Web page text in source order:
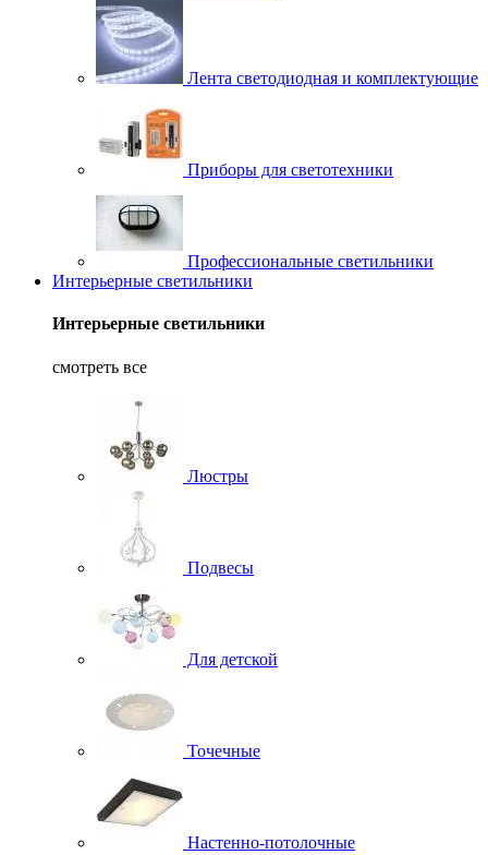
Лента светодиодная и комплектующие
Приборы для светотехники
Профессиональные светильники
Интерьерные светильники
Интерьерные светильники
смотреть все
Люстры
Подвесы
Для детской
Точечные
Настенно-потолочные